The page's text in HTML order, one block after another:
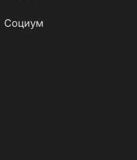
Социум